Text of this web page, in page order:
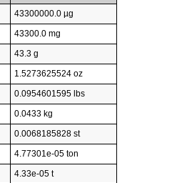
43300000.0 µg
43300.0 mg
43.3 g
1.5273625524 oz
0.0954601595 lbs
0.0433 kg
0.0068185828 st
4.77301e-05 ton
4.33e-05 t